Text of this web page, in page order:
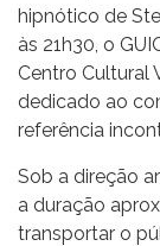
hipnótico de
às 21h30, o
Centro Cultural
dedicado ao
referência
Sob a direção
a duração
transportar o